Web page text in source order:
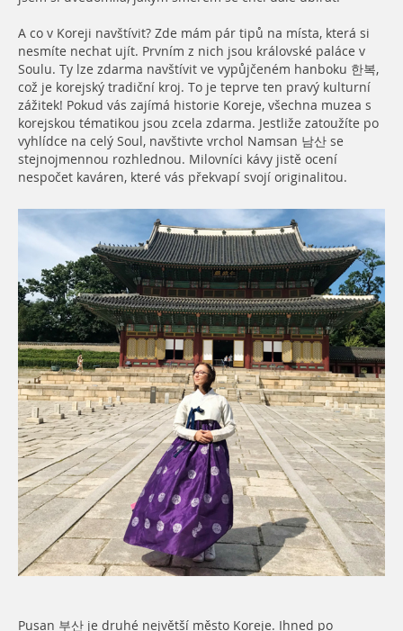
A co v Koreji navštívit? Zde mám pár tipů na místa, která si
nesmíte nechat ujít. Prvním z nich jsou královské paláce v
Soulu. Ty lze zdarma navštívit ve vypůjčeném hanboku 한복,
což je korejský tradiční kroj. To je teprve ten pravý kulturní
zážitek! Pokud vás zajímá historie Koreje, všechna muzea s
korejskou tématikou jsou zcela zdarma. Jestliže zatoužíte po
vyhlídce na celý Soul, navštivte vrchol Namsan 남산 se
stejnojmennou rozhlednou. Milovníci kávy jistě ocení
nespočet kaváren, které vás překvapí svojí originalitou.
Pusan 부산 je druhé největší město Koreje. Ihned po